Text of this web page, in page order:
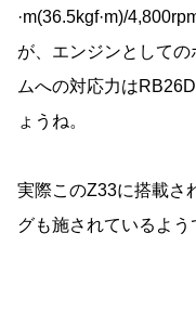
·m(36.5kgf·m)/
が、エンジンとして
ムへの対応力は
ょうね。
実際このZ33に搭載さ
グも施されているよう